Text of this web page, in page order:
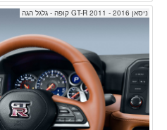
ניסאן GT-R 2011 - 2016 קופה - גלגל הגה